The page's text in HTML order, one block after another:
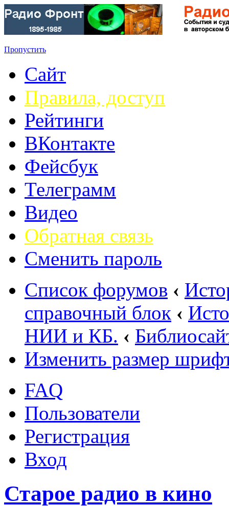
Пропустить
Сайт
Правила, доступ
Рейтинги
ВКонтакте
Фейсбук
Телеграмм
Видео
Обратная связь
Сменить пароль
Список форумов ‹
справочный блок ‹
НИИ и КБ. ‹
Изменить размер
FAQ
Пользователи
Регистрация
Вход
Старое радио в кино